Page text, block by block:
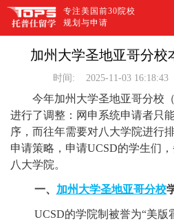
专注美国前30院校
规划与申请
加州大学圣地亚哥分校
时间: 2025-11-03 16:18:43
今年加州大学圣地亚哥分校
进行了调整：网申系统申请者只
序，而往年需要对八大学院进行
申请策略，申请UCSD的学生们
八大学院。
一、 加州大学圣地亚哥分校
UCSD的学院制被誉为“美版